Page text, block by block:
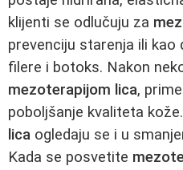
klijenti se odlučuju za
prevenciju starenja ili
filere i botoks. Nakon
mezoterapijom lica,
poboljšanje kvaliteta
lica ogledaju se i u
Kada se posvetite